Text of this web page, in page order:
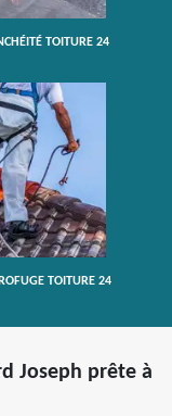
TOITURE 24
TOITURE 24
Joseph prête à